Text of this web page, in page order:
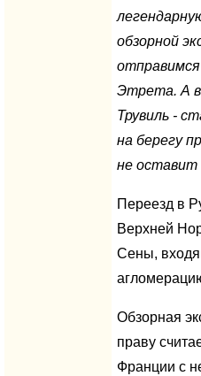
обзорной
Этрета. А в
Трувиль -
на берегу
не оставит
Переезд в
Верхней
Сены,
Обзорная
праву
Франции с